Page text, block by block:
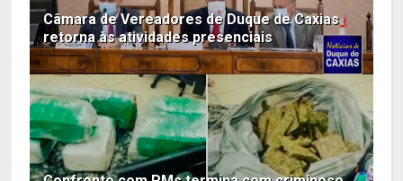
Câmara de Vereadores de Duque de Caxias
retorna às atividades presenciais